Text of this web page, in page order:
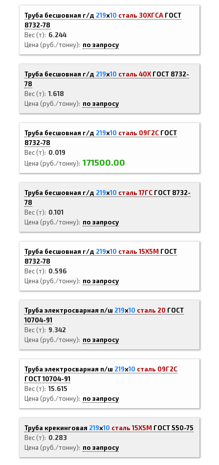
Труба бесшовная г/д 219х10 сталь 30ХГСА ГОСТ
8732-78
Вес (т)
6.244
Цена (руб./тонну)
по запросу
Труба бесшовная г/д 219х10 сталь 40Х ГОСТ 8732-
78
Вес (т) 1.618
Цена (руб./тонну)
по запросу
Труба бесшовная г/д 219х10 сталь 09Г2С ГОСТ
8732-78
Вес (т)
0.019
Цена (руб./тонну) 171500.00
Труба бесшовная г/д 219х10 сталь 17ГС ГОСТ 8732-
78
Вес (т)
0.101
Цена (руб./тонну)
по запросу
Труба бесшовная г/д 219х10 сталь 15Х5М ГОСТ
8732-78
Вес (т)
0.596
Цена (руб./тонну)
по запросу
Труба электросварная п/ш 219х10 сталь 20 ГОСТ
10704-91
Вес (т)
9.342
Цена (руб./тонну)
по запросу
Труба электросварная п/ш 219х10 сталь 09Г2С
ГОСТ 10704-91
Вес (т) 15.615
Цена (руб./тонну)
по запросу
Труба крекинговая 219х10 сталь 15Х5М ГОСТ 550-75
Вес (т)
0.283
Цена (руб./тонну)
по запросу